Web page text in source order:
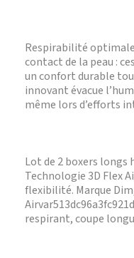
Respirabilité
contact de la peau :
un confort durable
innovant évacue
même lors d’efforts
Lot de 2 boxers
Technologie 3D Flex
flexibilité. Marque
respirant, coupe